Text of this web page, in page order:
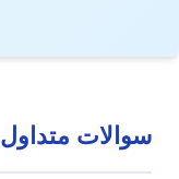
سوالات متداول